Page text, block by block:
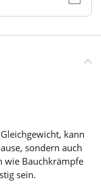
kann
sondern auch
wie Bauchkrämpfe
sein.